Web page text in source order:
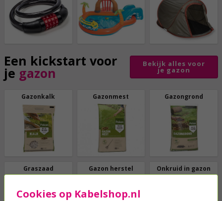
Een kickstart voor
je gazon
Bekijk alles voor
je gazon
Gazonkalk Gazonmest Gazongrond
Graszaad Gazon herstel Onkruid in gazon
Cookies op Kabelshop.nl